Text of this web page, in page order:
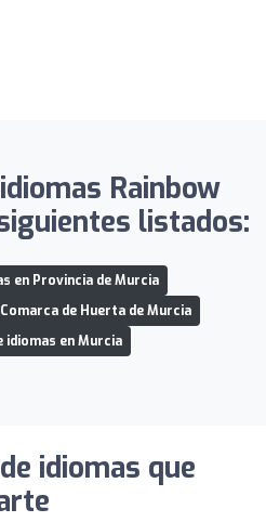
Rainbow
listados:
en Provincia de Murcia
de Huerta de Murcia
idiomas en Murcia
idiomas que